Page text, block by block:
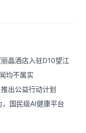
晶酒店入驻D10望江
均不属实
出公益行动计划
国民级AI健康平台